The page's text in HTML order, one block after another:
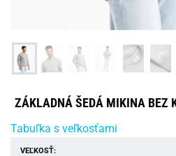
ZÁKLADNÁ ŠEDÁ MIKINA BEZ
Tabuľka s veľkosťami
VEĽKOSŤ: